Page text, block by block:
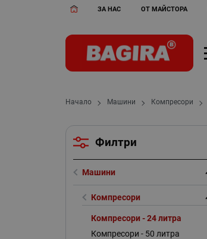
ЗА НАС ОТ МАЙСТОРА
Начало Машини Компресори
Филтри
Машини
Компресори
Компресори - 24 литра
Компресори - 50 литра